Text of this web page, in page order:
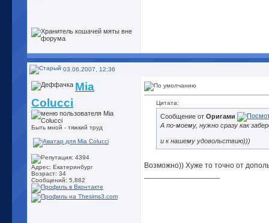
03.06.2007, 12:36
Mia
Colucci
Быть мной - тяжкий труд
Адрес: Екатеринбург
Возраст: 34
Сообщений: 5,882
Цитата:
Сообщение от Оригами
А по-моему, нужно сразу как
и к нашему удовольствию)))
Возможно)) Хуже то точно от